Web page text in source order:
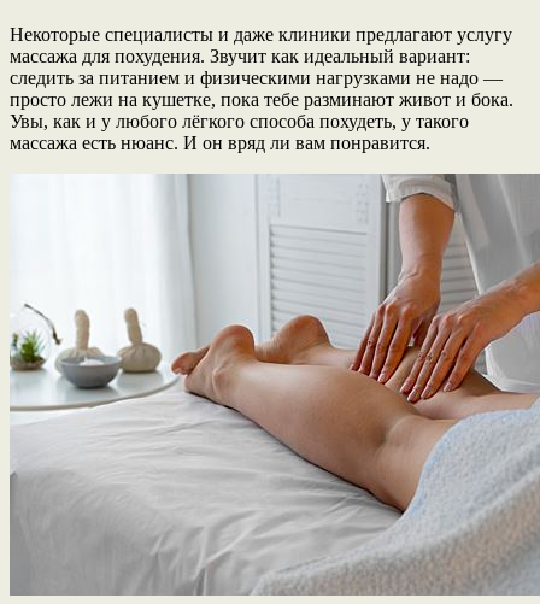
Некоторые специалисты и даже клиники предлагают услугу
массажа для похудения. Звучит как идеальный вариант:
следить за питанием и физическими нагрузками не надо —
просто лежи на кушетке, пока тебе разминают живот и бока.
Увы, как и у любого лёгкого способа похудеть, у такого
массажа есть нюанс. И он вряд ли вам понравится.